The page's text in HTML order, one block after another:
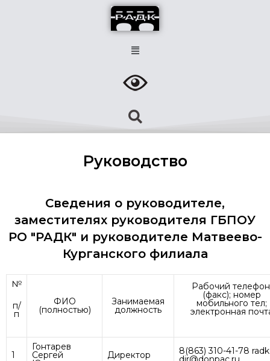
Руководство
Сведения о руководителе,
заместителях руководителя ГБПОУ
РО "РАДК" и руководителе Матвеево-
Курганского филиала
№
п/
п
ФИО
(полностью)
Занимаемая
должность
Рабочий
(факс); номер
мобильного тел;
электронная
1
Гонтарев
Сергей Директор 8(863) 310-41-78